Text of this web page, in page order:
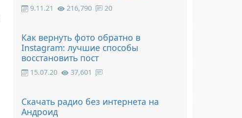
9.11.21 216,790 20
Как вернуть фото обратно в
Instagram: лучшие способы
восстановить пост
15.07.20 37,601
Скачать радио без интернета на
Андроид